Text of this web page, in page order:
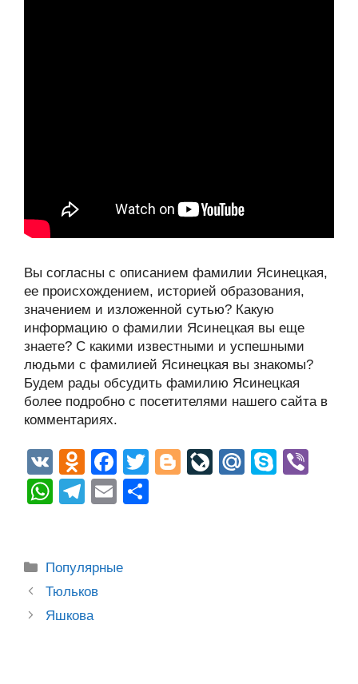
Вы согласны с описанием фамилии Ясинецкая,
ее происхождением, историей образования,
значением и изложенной сутью? Какую
информацию о фамилии Ясинецкая вы еще
знаете? С какими известными и успешными
людьми с фамилией Ясинецкая вы знакомы?
Будем рады обсудить фамилию Ясинецкая
более подробно с посетителями нашего сайта в
комментариях.
V
K
O
d
n
kl
a
ss
F
a
c
b
T
Bl
Li
M
S
W
s
A
p
T
gr
a
m
E
Рубрики
Популярные
Post
navigation
Тюльков
Яшкова